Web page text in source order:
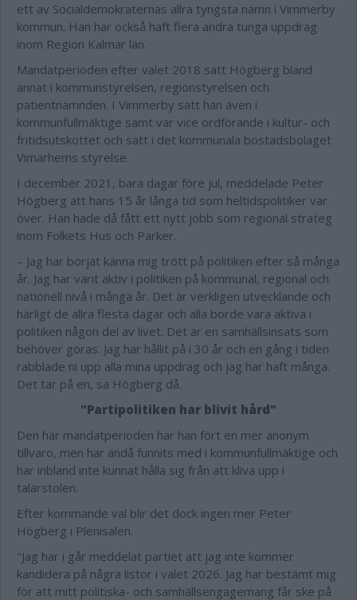
ett av Socialdemokraternas allra tyngsta namn i Vimmerby
kommun. Han har också haft flera andra tunga uppdrag
inom Region Kalmar län.
Mandatperioden efter valet 2018 satt Högberg bland
annat i kommunstyrelsen, regionstyrelsen och
patientnämnden. I Vimmerby satt han även i
kommunfullmäktige samt var vice ordförande i kultur- och
fritidsutskottet och satt i det kommunala bostadsbolaget
Vimarhems styrelse.
I december 2021, bara dagar före jul, meddelade Peter
Högberg att hans 15 år långa tid som heltidspolitiker var
över. Han hade då fått ett nytt jobb som regional strateg
inom Folkets Hus och Parker.
– Jag har börjat känna mig trött på politiken efter så många
år. Jag har varit aktiv i politiken på kommunal, regional och
nationell nivå i många år. Det är verkligen utvecklande och
härligt de allra flesta dagar och alla borde vara aktiva i
politiken någon del av livet. Det är en samhällsinsats som
behöver göras. Jag har hållit på i 30 år och en gång i tiden
rabblade ni upp alla mina uppdrag och jag har haft många.
Det tär på en, sa Högberg då.
"Partipolitiken har blivit hård"
Den här mandatperioden har han fört en mer anonym
tillvaro, men har ändå funnits med i kommunfullmäktige och
har inbland inte kunnat hålla sig från att kliva upp i
talarstolen.
Efter kommande val blir det dock ingen mer Peter
Högberg i Plenisalen.
"Jag har i går meddelat partiet att jag inte kommer
kandidera på några listor i valet 2026. Jag har bestämt mig
för att mitt politiska- och samhällsengagemang får ske på